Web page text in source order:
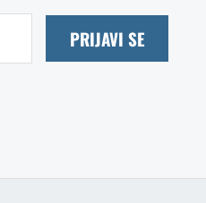
PRIJAVI SE